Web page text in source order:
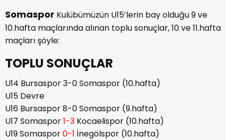
Somaspor Kulübümüzün U15’lerin bay olduğu 9 ve
10.hafta maçlarında alınan toplu sonuçlar, 10 ve 11.hafta
maçları şöyle:
TOPLU SONUÇLAR
U14 Bursaspor 3-0 Somaspor (10.hafta)
U15 Devre
U16 Bursaspor 8-0 Somaspor (9.hafta)
U17 Somaspor1-3 Kocaelispor (10.hafta)
U19 Somaspor0-1 İnegölspor (10.hafta)